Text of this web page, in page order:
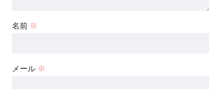
名前 ※
メール ※